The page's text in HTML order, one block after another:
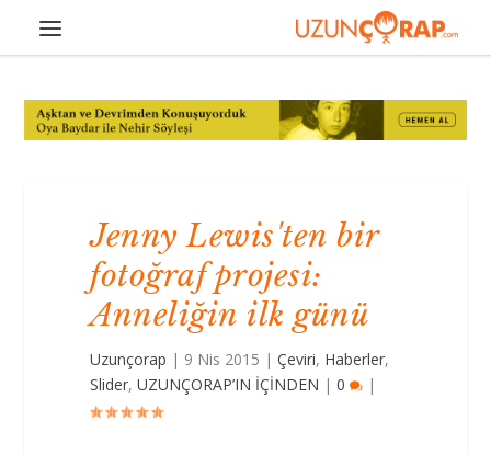
Jenny Lewis'ten bir
fotoğraf projesi:
Anneliğin ilk günü
Uzunçorap | 9 Nis 2015 |Çeviri, Haberler,
Slider,UZUNÇORAP’IN İÇİNDEN |0 |